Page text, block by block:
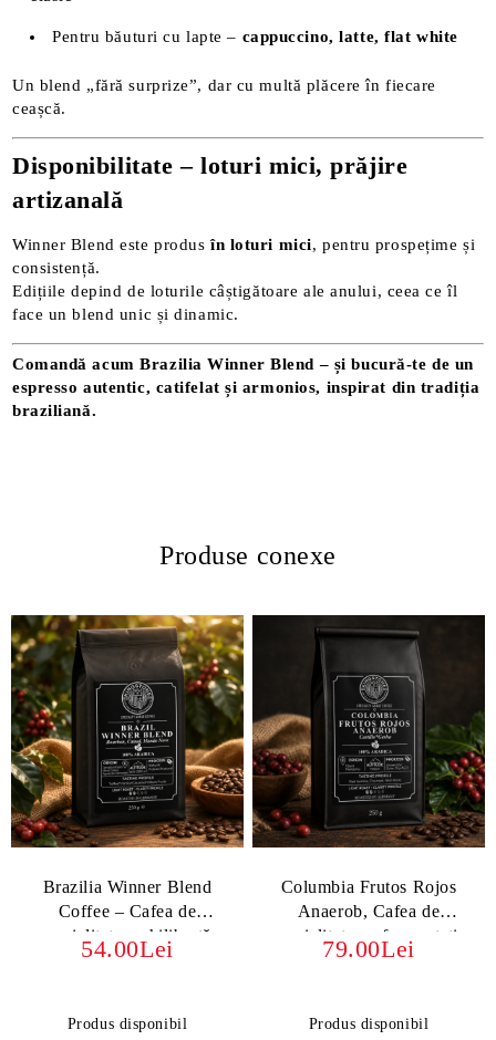
Pentru băuturi cu lapte – cappuccino, latte, flat white
Un blend „fără surprize”, dar cu multă plăcere în fiecare
ceașcă.
Disponibilitate – loturi mici, prăjire
artizanală
Winner Blend este produs în loturi mici, pentru prospețime și
consistență.
Edițiile depind de loturile câștigătoare ale anului, ceea ce îl
face un blend unic și dinamic.
Comandă acum Brazilia Winner Blend – și bucură-te de un
espresso autentic, catifelat și armonios, inspirat din tradiția
braziliană.
Produse conexe
Brazilia Winner Blend
Coffee – Cafea de
specialitate, echilibrată,
cremoasă, cu note dulci și
54.00Lei
Produs disponibil
Columbia Frutos Rojos
Anaerob, Cafea de
specialitate cu fermentație
anaerobă, aromată și fructată
79.00Lei
Produs disponibil